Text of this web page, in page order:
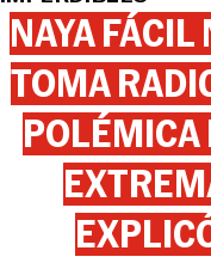
NAYA
TOMA
POLÉMICA